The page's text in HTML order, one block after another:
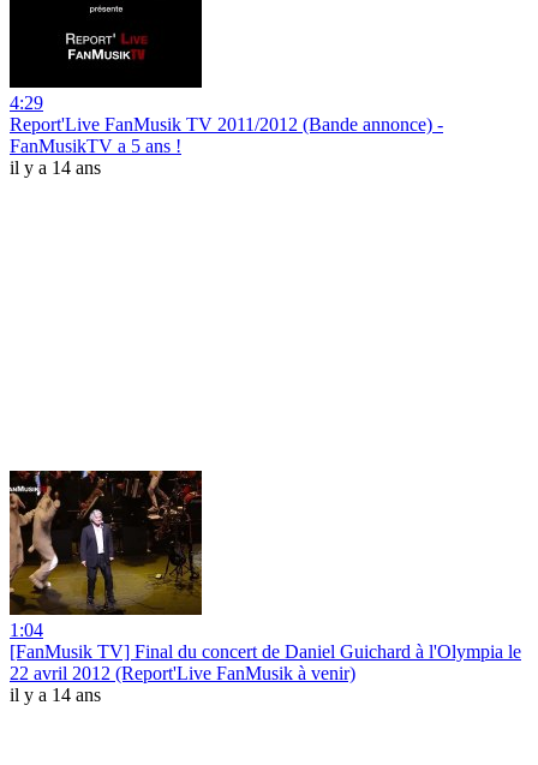
4:29
Report'Live FanMusik TV 2011/2012 (Bande annonce) -
FanMusikTV a 5 ans !
il y a 14 ans
1:04
[FanMusik TV] Final du concert de Daniel Guichard à l'Olympia le
22 avril 2012 (Report'Live FanMusik à venir)
il y a 14 ans